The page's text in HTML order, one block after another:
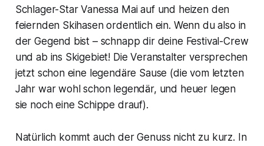
Schlager-Star Vanessa Mai auf und heizen den
feiernden Skihasen ordentlich ein. Wenn du also in
der Gegend bist – schnapp dir deine Festival-Crew
und ab ins Skigebiet! Die Veranstalter versprechen
jetzt schon eine legendäre Sause (die vom letzten
Jahr war wohl schon legendär, und heuer legen
sie noch eine Schippe drauf).
Natürlich kommt auch der Genuss nicht zu kurz. In